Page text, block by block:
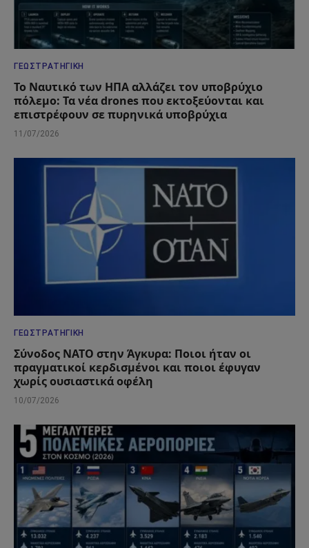
ΓΕΩΣΤΡΑΤΗΓΙΚΉ
Το Ναυτικό των ΗΠΑ αλλάζει τον υποβρύχιο
πόλεμο: Τα νέα drones που εκτοξεύονται και
επιστρέφουν σε πυρηνικά υποβρύχια
11/07/2026
ΓΕΩΣΤΡΑΤΗΓΙΚΉ
Σύνοδος ΝΑΤΟ στην Άγκυρα: Ποιοι ήταν οι
πραγματικοί κερδισμένοι και ποιοι έφυγαν
χωρίς ουσιαστικά οφέλη
10/07/2026